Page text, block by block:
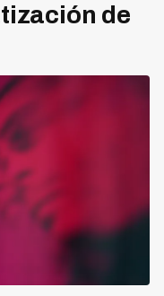
de